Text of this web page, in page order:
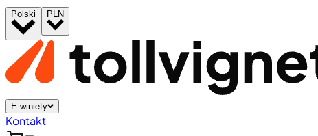
Polski PLN
E-winiety
Kontakt